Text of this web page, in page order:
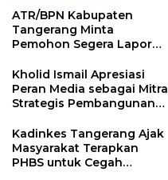
ATR/BPN Kabupaten
Tangerang Minta
Pemohon Segera Lapor
Mandek
Kholid Ismail Apresiasi
Peran Media sebagai Mitra
Strategis Pembangunan
Tangerang
Kadinkes Tangerang Ajak
Masyarakat Terapkan
PHBS untuk Cegah